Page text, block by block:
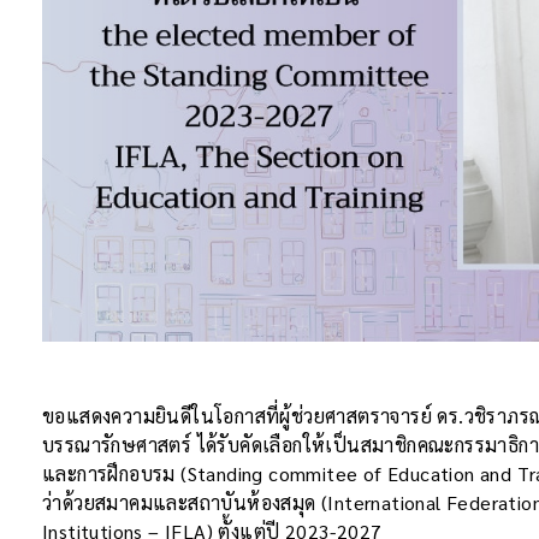
ขอแสดงความยินดีในโอกาสที่ผู้ช่วยศาสตราจารย์ ดร.วชิรา
บรรณารักษศาสตร์ ได้รับคัดเลือกให้เป็นสมาชิกคณะกรรมาธิ
และการฝึกอบรม (Standing commitee of Education and
ว่าด้วยสมาคมและสถาบันห้องสมุด (International
Institutions – IFLA) ตั้งแต่ปี 2023-2027